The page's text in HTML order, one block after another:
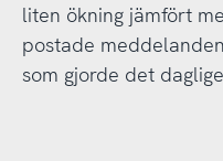
liten ökning jämfört
postade
som gjorde det